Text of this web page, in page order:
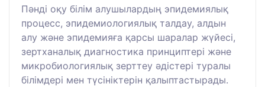
Пәнді оқу білім алушылардың эпидемиялық
процесс, эпидемиологиялық талдау, алдын
алу және эпидемияға қарсы шаралар жүйесі,
зертханалық диагностика принциптері және
микробиологиялық зерттеу әдістері туралы
білімдері мен түсініктерін қалыптастырады.